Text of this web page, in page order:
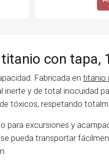
con tapa,
Fabricada en titanio
inerte y de total inocuidad
tóxicos, respetando
para excursiones y
pueda transportar